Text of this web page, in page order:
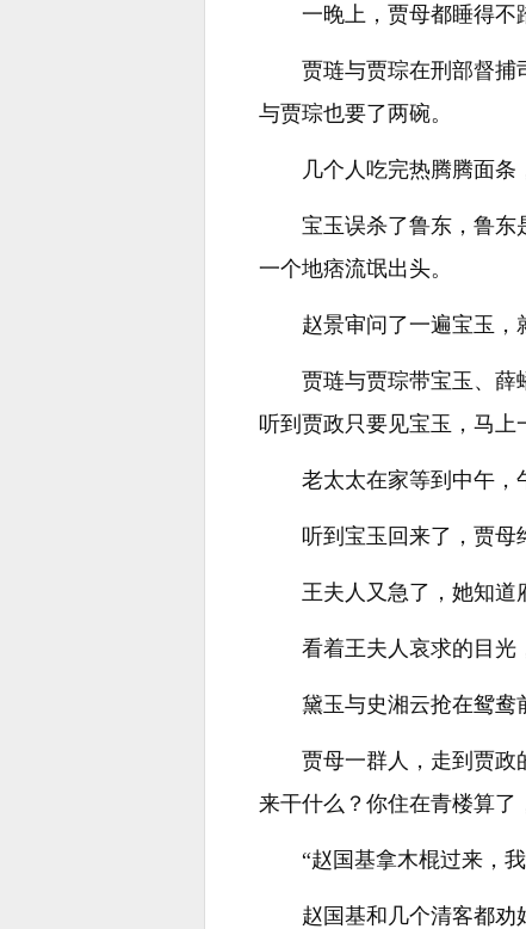
一晚上，贾母都睡得不
贾琏与贾琮在刑部督
与贾琮也要了两碗。
几个人吃完热腾腾面条
宝玉误杀了鲁东，鲁东
一个地痞流氓出头。
赵景审问了一遍宝玉，
贾琏与贾琮带宝玉、薛
听到贾政只要见宝玉，马上
老太太在家等到中午，
听到宝玉回来了，贾母
王夫人又急了，她知道
看着王夫人哀求的目光
黛玉与史湘云抢在鸳鸯
贾母一群人，走到贾
来干什么？你住在青楼算了
“赵国基拿木棍过来，
赵国基和几个清客都劝